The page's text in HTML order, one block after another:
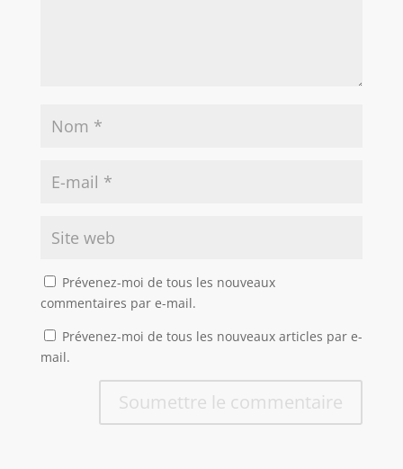
Prévenez-moi de tous les nouveaux
commentaires par e-mail.
Prévenez-moi de tous les nouveaux articles par e-
mail.
Soumettre le commentaire